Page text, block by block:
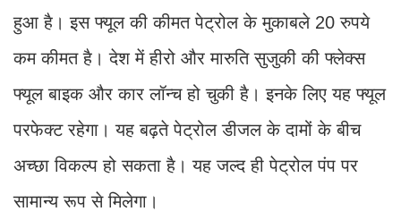
हुआ है। इस फ्यूल की कीमत पेट्रोल के मुकाबले 20 रुपये
कम कीमत है। देश में हीरो और मारुति सुजुकी की फ्लेक्स
फ्यूल बाइक और कार लॉन्च हो चुकी है। इनके लिए यह फ्यूल
परफेक्ट रहेगा। यह बढ़ते पेट्रोल डीजल के दामों के बीच
अच्छा विकल्प हो सकता है। यह जल्द ही पेट्रोल पंप पर
सामान्य रूप से मिलेगा।